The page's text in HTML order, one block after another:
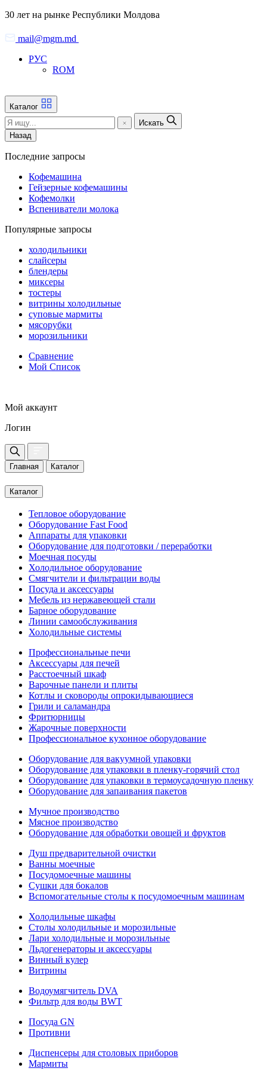
Skip
the
content
30 лет на рынке Республики Молдова
mail@mgm.md
РУС
ROM
Каталог
Искать
Назад
Последние запросы
Кофемашина
Гейзерные кофемашины
Кофемолки
Вспениватели молока
Популярные запросы
холодильники
слайсеры
блендеры
миксеры
тостеры
витрины холодильные
суповые мармиты
мясорубки
морозильники
Сравнение
Мой Список
Мой аккаунт
Логин
Главная Каталог
Каталог
Тепловое оборудование
Оборудование Fast Food
Аппараты для упаковки
Оборудование для подготовки / переработки
Моечная посуды
Холодильное оборудование
Смягчители и фильтрации воды
Посуда и аксессуары
Мебель из нержавеющей стали
Барное оборудование
Линии самообслуживания
Холодильные системы
Профессиональные печи
Аксессуары для печей
Расстоечный шкаф
Варочные панели и плиты
Котлы и сковороды опрокидывающиеся
Грили и саламандра
Фритюрницы
Жарочные поверхности
Профессиональное кухонное оборудование
Оборудование для вакуумной упаковки
Оборудование для упаковки в пленку-горячий стол
Оборудование для упаковки в термоусадочную пленку
Оборудование для запаивания пакетов
Мучное производство
Мясное производство
Оборудование для обработки овощей и фруктов
Душ предварительной очистки
Ванны моечные
Посудомоечные машины
Сушки для бокалов
Вспомогательные столы к посудомоечным машинам
Холодильные шкафы
Столы холодильные и морозильные
Лари холодильные и морозильные
Льдогенераторы и аксессуары
Винный кулер
Витрины
Водоумягчитель DVA
Фильтр для воды BWT
Посуда GN
Противни
Диспенсеры для столовых приборов
Мармиты